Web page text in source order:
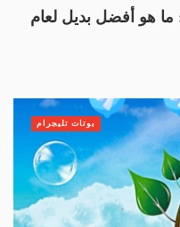
هو أفضل بديل لعام
بوتات تليجرام